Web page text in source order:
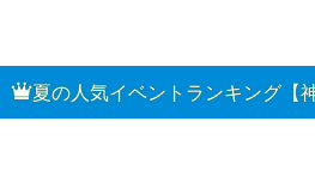
夏の人気イベントランキング【